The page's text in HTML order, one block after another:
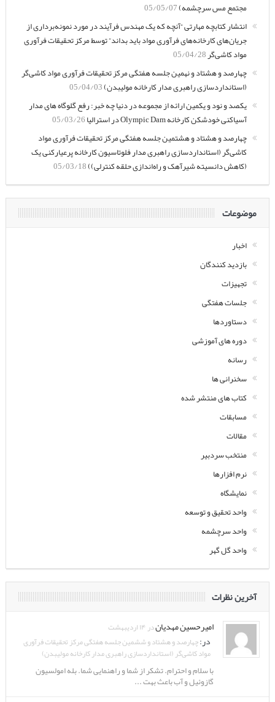
مجتمع مس سرچشمه)05/05/07
انتشار کتابچه مهارتی “آنچه که یک مهندس فرآیند در مورد نمونه‌برداری از
جریان‌های کارخانه‌های فرآوری مواد باید بداند” توسط مرکز تحقیقات فرآوری
مواد کاشی‌گر05/04/28
چهارصد و هشتاد و نهمین جلسه هفتگی مرکز تحقیقات فرآوری مواد کاشی‌گر
(استانداردسازی راهبری مدار کارخانه مولیبدن)05/04/03
یکصد و نود و یکمین ارائه از مجموعه در دنیا چه خبر: رفع گلوگاه های مدار
آسیاکنی خودشکن کارخانه Olympic Dam در استرالیا
05/03/26
چهارصد و هشتاد و هشتمین جلسه هفتگی مرکز تحقیقات فرآوری مواد
کاشی‌گر (استانداردسازی راهبری مدار فلوتاسیون کارخانه پرعیارکنی یک
(کاهش دانسیته شیرآهک و راه‌اندازی حلقه کنترلی))05/03/18
موضوعات
اخبار
بازدید کنندگان
تجهیزات
جلسات هفتگی
دستاوردها
دوره های آموزشی
رسانه
سخنرانی ها
کتاب های منتشر شده
مسابقات
مقالات
منتخب سردبیر
نرم افزارها
نمایشگاه
واحد تحقیق و توسعه
واحد سرچشمه
واحد گل گهر
آخرین نظرات
امیرحسین مهدیاندر ۱۴ اردیبهشت
در:چهارصد و هشتاد و ششمین جلسه هفتگی مرکز تحقیقات فرآوری
مواد کاشی‌گر (استانداردسازی راهبری مدار کارخانه مولیبدن)
با سلام و احترام. تشکر از شما و راهنمایی شما. بله امولسیون
گازوئیل و آب باعث بهت ...